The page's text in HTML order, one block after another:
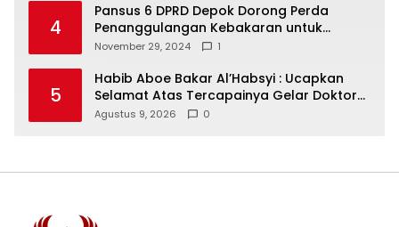
4
Pansus 6 DPRD Depok Dorong Perda
Penanggulangan Kebakaran untuk
Keselamatan Warga
November 29, 2024 1
5
Habib Aboe Bakar Al’Habsyi : Ucapkan
Selamat Atas Tercapainya Gelar Doktor
IPDA Dr. Rifky Al’Idrus
Agustus 9, 2026 0